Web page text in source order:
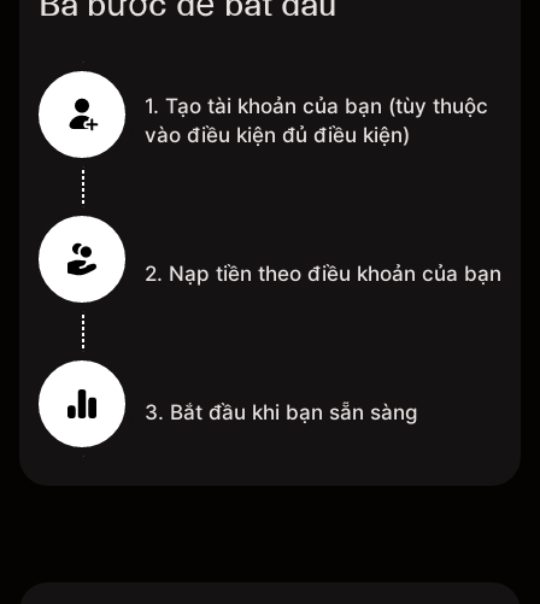
1. Tạo tài khoản của bạn (tùy thuộc
vào điều kiện đủ điều kiện)
2. Nạp tiền theo điều khoản của bạn
3. Bắt đầu khi bạn sẵn sàng